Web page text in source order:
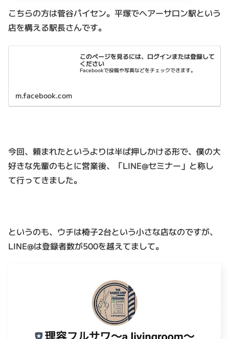
こちらの方は菅谷パイセン。平塚でヘアーサロン駅という
店を構える駅長さんです。
このページを見るには、ログインまたは登録して
ください
Facebookで投稿や写真などをチェックできます。
m.facebook.com
今回、頼まれたというよりは半ば押しかける形で、僕の大
好きな先輩のもとに営業後、「LINE@セミナー」と称し
て行ってきました。
というのも、ウチは椅子2台という小さな店なのですが、
LINE@は登録者数が500を越えてまして。